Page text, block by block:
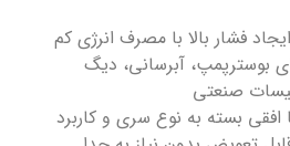
فشار بالا با مصرف انرژی کم
بوسترپمپ، آبرسانی، دیگ
صنعتی
بسته به نوع سری و کاربرد